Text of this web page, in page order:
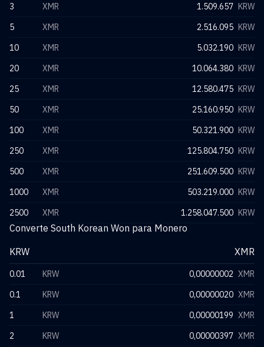
3 XMR 1.509.657 KRW
5
XMR 2.516.095 KRW
10
XMR 5.032.190 KRW
20
XMR 10.064.380 KRW
25
XMR 12.580.475 KRW
50
XMR 25.160.950 KRW
100
XMR 50.321.900 KRW
250
XMR 125.804.750 KRW
500
XMR 251.609.500 KRW
1000
XMR 503.219.000 KRW
2500
XMR 1.258.047.500 KRW
Converte South Korean Won para Monero
KRW
XMR
0.01 KRW 0,00000002 XMR
0.1
KRW 0,00000020 XMR
1
KRW 0,00000199 XMR
2
KRW 0,00000397 XMR